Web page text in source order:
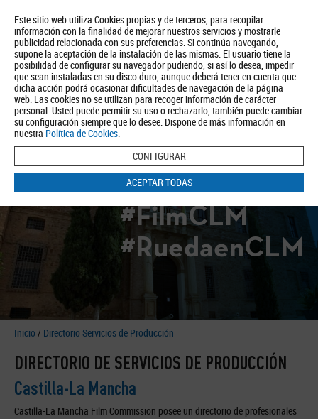
Este sitio web utiliza Cookies propias y de terceros, para recopilar
información con la finalidad de mejorar nuestros servicios y mostrarle
publicidad relacionada con sus preferencias. Si continúa navegando,
supone la aceptación de la instalación de las mismas. El usuario tiene la
posibilidad de configurar su navegador pudiendo, si así lo desea, impedir
que sean instaladas en su disco duro, aunque deberá tener en cuenta que
dicha acción podrá ocasionar dificultades de navegación de la página
web. Las cookies no se utilizan para recoger información de carácter
personal. Usted puede permitir su uso o rechazarlo, también puede cambiar
su configuración siempre que lo desee. Dispone de más información en
nuestra Política de Cookies.
CONFIGURAR
ACEPTAR TODAS
Quiénes somos Turismo Política de Privacidad Aviso Legal
Política de Cookies
BUSCAR
#FilmCLM
#RuedaenCLM
Inicio / Directorio Servicios de Producción
DIRECTORIO DE SERVICIOS DE PRODUCCIÓN
Castilla-La Mancha
Castilla-La Mancha Film Commission posee un directorio de profesionales